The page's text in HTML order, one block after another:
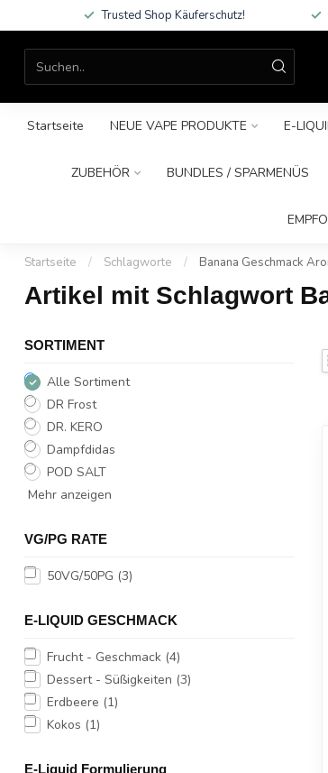
Trusted Shop Käuferschutz!
Startseite NEUE VAPE PRODUKTE E-
ZUBEHÖR BUNDLES / SPARMENÜS
Startseite / Schlagworte / Banana Geschmack
Artikel mit Schlagwort
SORTIMENT
Alle Sortiment
DR Frost
DR. KERO
Dampfdidas
POD SALT
Mehr anzeigen
VG/PG RATE
50VG/50PG (3)
E-LIQUID GESCHMACK
Frucht - Geschmack (4)
Dessert - Süßigkeiten (3)
Erdbeere (1)
Kokos (1)
E-Liquid Formulierung